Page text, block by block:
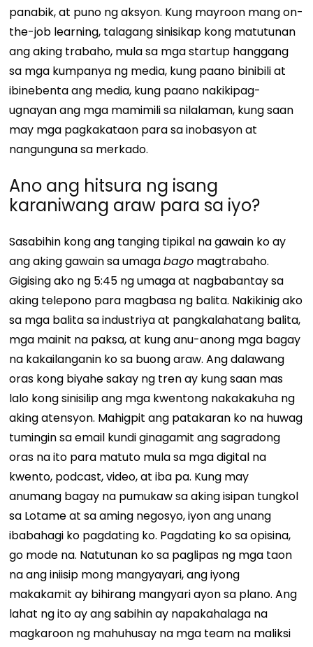
panabik, at puno ng aksyon. Kung mayroon mang on-
the-job learning, talagang sinisikap kong matutunan
ang aking trabaho, mula sa mga startup hanggang
sa mga kumpanya ng media, kung paano binibili at
ibinebenta ang media, kung paano nakikipag-
ugnayan ang mga mamimili sa nilalaman, kung saan
may mga pagkakataon para sa inobasyon at
nangunguna sa merkado.
Ano ang hitsura ng isang
karaniwang araw para sa iyo?
Sasabihin kong ang tanging tipikal na gawain ko ay
ang aking gawain sa umagabago magtrabaho.
Gigising ako ng 5:45 ng umaga at nagbabantay sa
aking telepono para magbasa ng balita. Nakikinig ako
sa mga balita sa industriya at pangkalahatang balita,
mga mainit na paksa, at kung anu-anong mga bagay
na kakailanganin ko sa buong araw. Ang dalawang
oras kong biyahe sakay ng tren ay kung saan mas
lalo kong sinisilip ang mga kwentong nakakakuha ng
aking atensyon. Mahigpit ang patakaran ko na huwag
tumingin sa email kundi ginagamit ang sagradong
oras na ito para matuto mula sa mga digital na
kwento, podcast, video, at iba pa. Kung may
anumang bagay na pumukaw sa aking isipan tungkol
sa Lotame at sa aming negosyo, iyon ang unang
ibabahagi ko pagdating ko. Pagdating ko sa opisina,
go mode na. Natutunan ko sa paglipas ng mga taon
na ang iniisip mong mangyayari, ang iyong
makakamit ay bihirang mangyari ayon sa plano. Ang
lahat ng ito ay ang sabihin ay napakahalaga na
magkaroon ng mahuhusay na mga team na maliksi